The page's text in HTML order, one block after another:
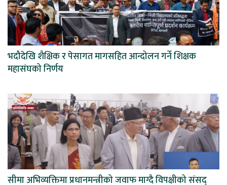
भदौदेखि शैक्षिक र पेसागत मागसहित आन्दोलन गर्ने शिक्षक
महासंघको निर्णय
सीमा अभिव्यक्तिमा प्रधानमन्त्रीको जवाफ माग्दै विपक्षीको संसद्